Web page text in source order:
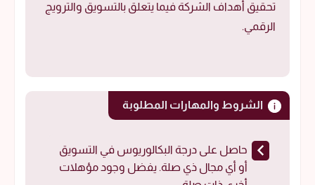
تحقيق أهداف الشركة فيما يتعلق بالتسويق والترويج
الرقمي.
الشروط والمهارات المطلوبة
حاصل على درجة البكالوريوس في التسويق
أو أي مجال ذي صلة. يفضل وجود مؤهلات